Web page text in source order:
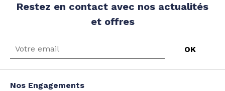
Restez en contact avec nos actualités
et offres
Nos Engagements